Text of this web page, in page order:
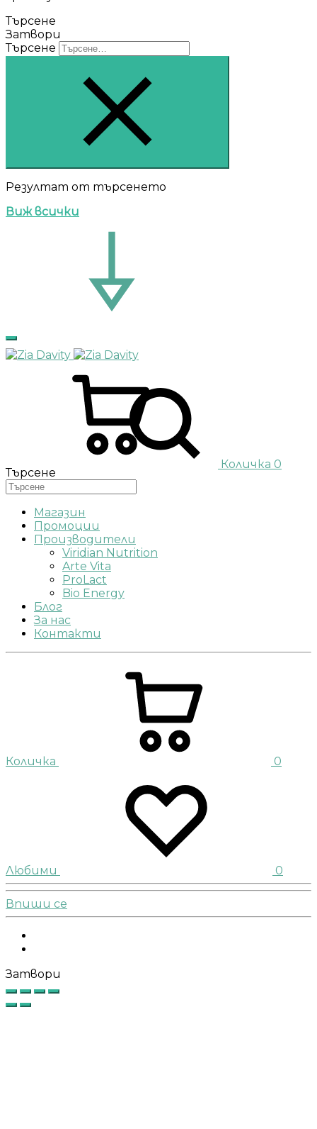
Търсене
Затвори
Търсене
Резултат от търсенето
Виж всички
Количка 0
Търсене
Магазин
Промоции
Производители
Viridian Nutrition
Arte Vita
ProLact
Bio Energy
Блог
За нас
Контакти
Количка 0
Любими 0
Впиши се
Затвори